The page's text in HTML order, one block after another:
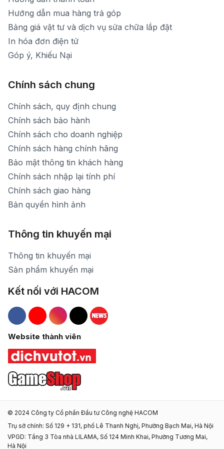
Hướng dẫn mua hàng trả góp
Bảng giá vật tư và dịch vụ sửa chữa lắp đặt
In hóa đơn điện tử
Góp ý, Khiếu Nại
Chính sách chung
Chính sách, quy định chung
Chính sách bảo hành
Chính sách cho doanh nghiệp
Chính sách hàng chính hãng
Bảo mật thông tin khách hàng
Chính sách nhập lại tính phí
Chính sách giao hàng
Bản quyền hình ảnh
Thông tin khuyến mại
Thông tin khuyến mại
Sản phẩm khuyến mại
Kết nối với HACOM
Hacom Facebook
Hacom YouTube
Hacom Instagram
Hacom TikTok
Website thành viên
© 2024 Công ty Cổ phần Đầu tư Công nghệ HACOM
Trụ sở chính: Số 129 + 131, phố Lê Thanh Nghị, Phường Bạch Mai, Hà Nội
VPGD: Tầng 3 Tòa nhà LILAMA, Số 124 Minh Khai, Phường Tương Mai,
Hà Nội